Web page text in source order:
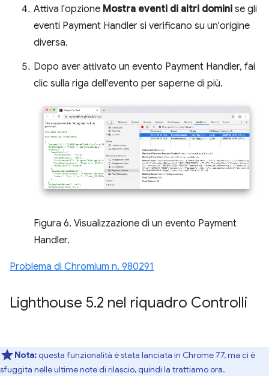
Attiva l'opzione Mostra eventi di altri domini se gli
eventi Payment Handler si verificano su un'origine
diversa.
Dopo aver attivato un evento Payment Handler, fai
clic sulla riga dell'evento per saperne di più.
Figura 6. Visualizzazione di un evento Payment
Handler.
Problema di Chromium n. 980291
Lighthouse 5.2 nel riquadro Controlli
Nota:questa funzionalità è stata lanciata in Chrome 77, ma ci è
sfuggita nelle ultime note di rilascio, quindi la trattiamo ora.